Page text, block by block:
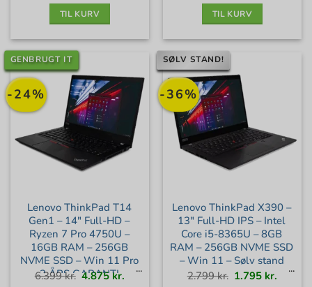
TIL KURV TIL KURV
-24%
GENBRUGT IT
Lenovo ThinkPad T14
Gen1 – 14″ Full-HD –
Ryzen 7 Pro 4750U –
16GB RAM – 256GB
NVME SSD – Win 11 Pro
– 3 ÅRS GARANTI –
6.399kr. Den
oprindelige
pris
4.875kr. Den
-36%
SØLV STAND!
Lenovo ThinkPad X390 –
13″ Full-HD IPS – Intel
Core i5-8365U – 8GB
RAM – 256GB NVME SSD
– Win 11 – Sølv stand
2.799kr. Den
oprindelige
pris
1.795 kr. Den